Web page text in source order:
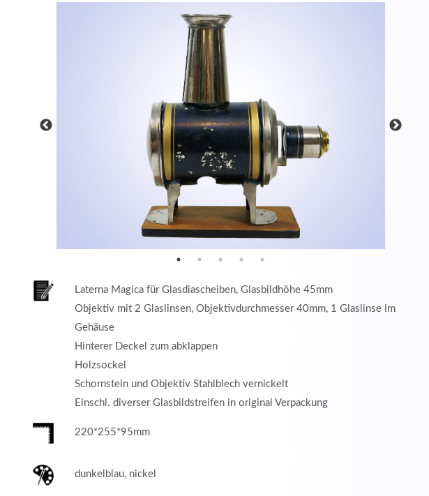
Laterna Magica für Glasdiascheiben, Glasbildhöhe 45mm
Objektiv mit 2 Glaslinsen, Objektivdurchmesser 40mm, 1 Glaslinse im
Gehäuse
Hinterer Deckel zum abklappen
Holzsockel
Schornstein und Objektiv Stahlblech vernickelt
Einschl. diverser Glasbildstreifen in original Verpackung
220*255*95mm
dunkelblau, nickel
MEHR INFOS
Registrieren